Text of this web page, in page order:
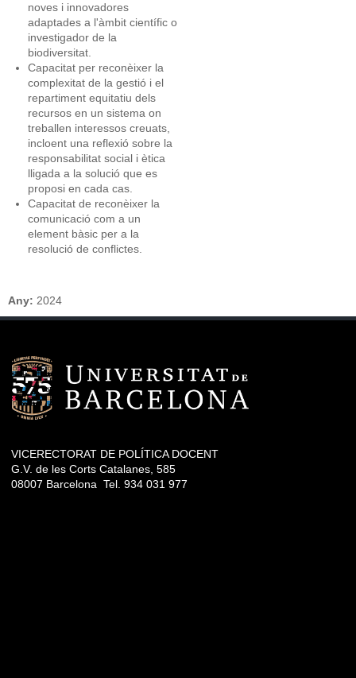
noves i innovadores
adaptades a l'àmbit científic o
investigador de la
biodiversitat.
Capacitat per reconèixer la
complexitat de la gestió i el
repartiment equitatiu dels
recursos en un sistema on
treballen interessos creuats,
incloent una reflexió sobre la
responsabilitat social i ètica
lligada a la solució que es
proposi en cada cas.
Capacitat de reconèixer la
comunicació com a un
element bàsic per a la
resolució de conflictes.
Any: 2024
VICERECTORAT DE POLÍTICA DOCENT
G.V. de les Corts Catalanes, 585
08007 Barcelona Tel. 934 031 977